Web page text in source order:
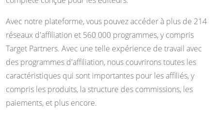
Avec notre plateforme, vous pouvez accéder à plus de 214
réseaux d'affiliation et 560 000 programmes, y compris
Target Partners. Avec une telle expérience de travail avec
des programmes d'affiliation, nous couvrirons toutes les
caractéristiques qui sont importantes pour les affiliés, y
compris les produits, la structure des commissions, les
paiements, et plus encore.